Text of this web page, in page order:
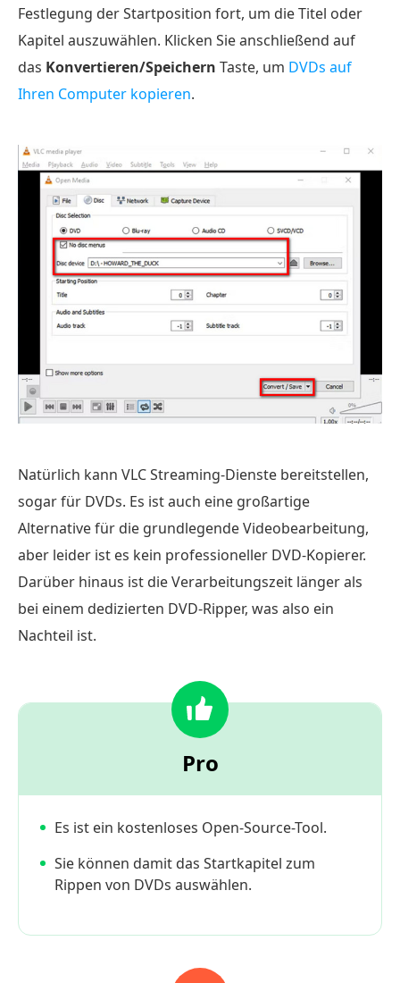
Festlegung der Startposition fort, um die Titel oder
Kapitel auszuwählen. Klicken Sie anschließend auf
das Konvertieren/Speichern Taste, um DVDs auf
Ihren Computer kopieren.
Natürlich kann VLC Streaming-Dienste bereitstellen,
sogar für DVDs. Es ist auch eine großartige
Alternative für die grundlegende Videobearbeitung,
aber leider ist es kein professioneller DVD-Kopierer.
Darüber hinaus ist die Verarbeitungszeit länger als
bei einem dedizierten DVD-Ripper, was also ein
Nachteil ist.
Pro
Es ist ein kostenloses Open-Source-Tool.
Sie können damit das Startkapitel zum
Rippen von DVDs auswählen.